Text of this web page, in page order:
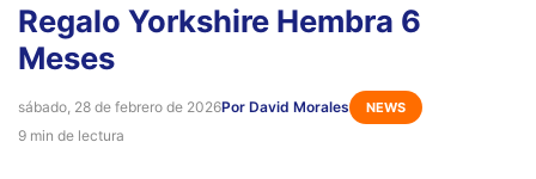
Regalo Yorkshire Hembra 6
Meses
sábado, 28 de febrero de 2026Por David Morales NEWS
9 min de lectura